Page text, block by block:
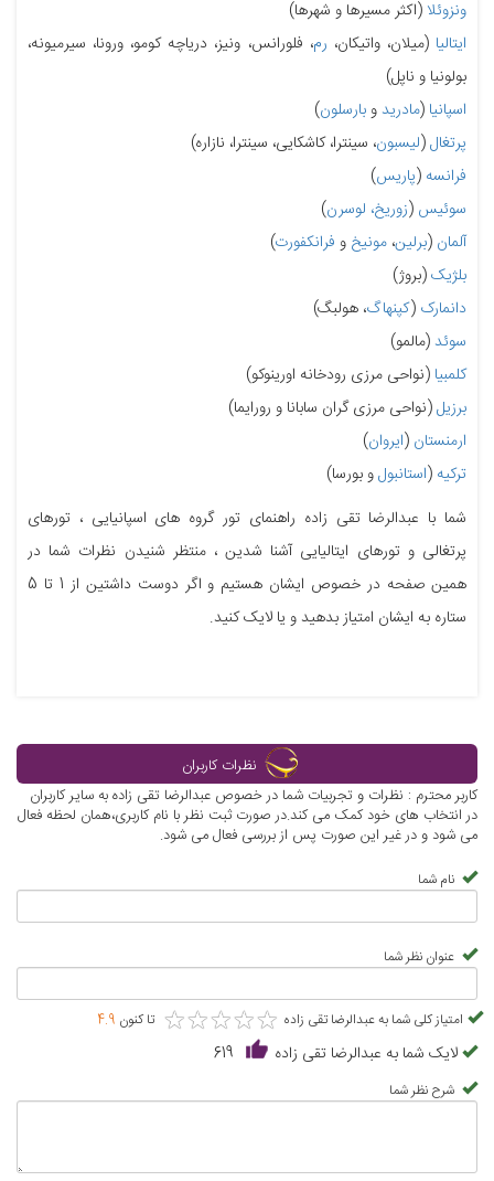
ونزوئلا(اکثر مسیرها و شهرها)
ایتالیا (میلان، واتیکان، رم، فلورانس، ونیز، دریاچه کومو، ورونا، سیرمیونه،
بولونیا و ناپل)
اسپانیا (مادریدوبارسلون)
پرتغال(لیسبون، سینترا، کاشکایی، سینترا، نازاره)
فرانسه (پاریس)
سوئیس (زوریخ، لوسرن)
آلمان (برلین، مونیخ و فرانکفورت)
بلژیک(بروژ)
دانمارک (کپنهاگ، هولبگ)
سوئد(مالمو)
کلمبیا (نواحی مرزی رودخانه اورینوکو)
برزیل(نواحی مرزی گران سابانا و رورایما)
ارمنستان (ایروان)
ترکیه (استانبولو بورسا)
شما با عبدالرضا تقی زاده راهنمای تور گروه های اسپانیایی ، تورهای
پرتغالی و تورهای ایتالیایی آشنا شدین ، منتظر شنیدن نظرات شما در
همین صفحه در خصوص ایشان هستیم و اگر دوست داشتین از 1 تا 5
ستاره به ایشان امتیاز بدهید و یا لایک کنید.
نظرات کاربران
کاربر محترم : نظرات و تجربیات شما در خصوص عبدالرضا تقی زاده به سایر کاربران
در انتخاب های خود کمک می کند.در صورت ثبت نظر با نام کاربری،همان لحظه فعال
می شود و در غیر این صورت پس از بررسی فعال می شود.
نام شما
عنوان نظر شما
امتیاز کلی شما به عبدالرضا تقی زاده ★★★★★
★★★★★ تا کنون 4.9
لایک شما به عبدالرضا تقی زاده 619
شرح نظر شما